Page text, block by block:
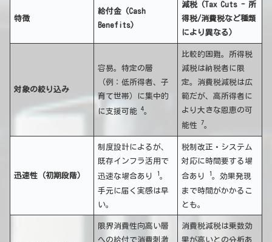
特徴
給付金 (Cash
Benefits)
減税 (Tax Cuts - 所
得税/消費税など種類
により異なる)
対象の絞り込み
容易。特定の層
（例：低所得者、子
育て世帯）に集中的
に支援可能4。
比較的困難。所得税
減税は納税者に限
定。消費税減税は広
範だが、高所得者に
より大きな恩恵の可
能性
7。
迅速性（初期段階）
制度設計によるが、
既存インフラ活用で
迅速な場合あり
1。
手元に届く実感は早
い。
税制改正・システム
対応に時間要する場
合あり
1。効果発現
まで時間がかかるこ
とも。
限界消費性向高い層
への給付で消費刺激
消費税減税は乗数効
果が高いとの分析あ